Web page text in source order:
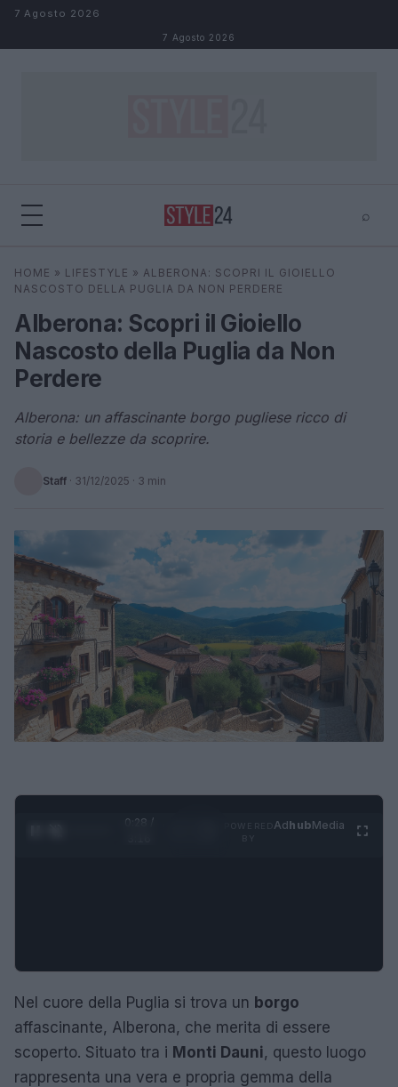
Salta al contenuto
7 Agosto 2026
7 Agosto 2026
⌕
Cerca ⌕
HOME » LIFESTYLE » ALBERONA: SCOPRI IL GIOIELLO
NASCOSTO DELLA PUGLIA DA NON PERDERE
Alberona: Scopri il Gioiello
Nascosto della Puglia da Non
Perdere
Alberona: un affascinante borgo pugliese ricco di
storia e bellezze da scoprire.
Staff · 31/12/2025 · 3 min
0:29 /
AdhubMedia
Nel cuore della Puglia si trova un borgo
affascinante, Alberona, che merita di essere
scoperto. Situato tra i Monti Dauni, questo luogo
rappresenta una vera e propria gemma della